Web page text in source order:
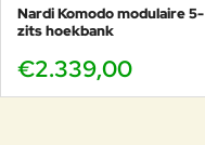
Nardi Komodo modulaire 5-
zits hoekbank
€2.339,00